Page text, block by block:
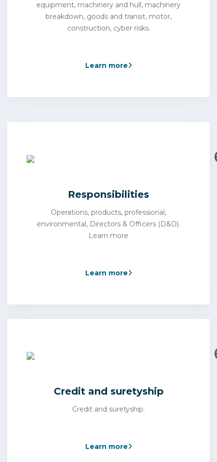
equipment, machinery and hull, machinery
breakdown, goods and transit, motor,
construction, cyber risks.
Learn more
Responsibilities
Operations, products, professional,
environmental, Directors & Officers (D&O).
Learn more
Learn more
Credit and suretyship
Credit and suretyship.
Learn more